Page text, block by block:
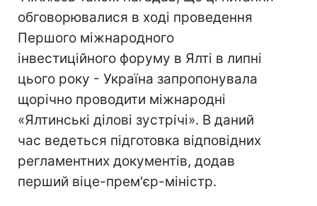
обговорювалися в ході проведення
Першого міжнародного
інвестиційного форуму в Ялті в липні
цього року - Україна запропонувала
щорічно проводити міжнародні
«Ялтинські ділові зустрічі». В даний
час ведеться підготовка відповідних
регламентних документів, додав
перший віце-прем'єр-міністр.